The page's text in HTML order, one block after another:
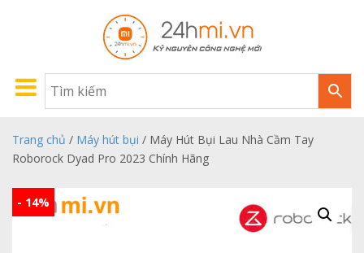
Trang chủ / Máy hút bụi / Máy Hút Bụi Lau Nhà Cầm Tay
Roborock Dyad Pro 2023 Chính Hãng
- 14%